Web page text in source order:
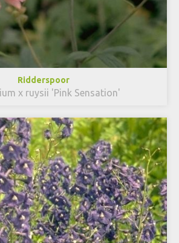
Ridderspoor
x ruysii 'Pink Sensation'